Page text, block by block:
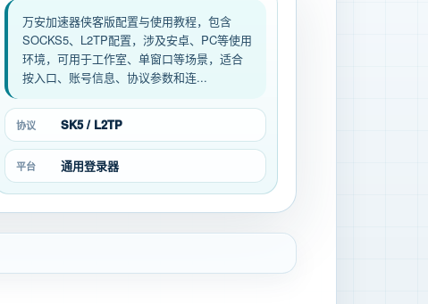
万安加速器侠客版配置与使用教程，包含
SOCKS5、L2TP配置，涉及安卓、PC等使用
环境，可用于工作室、单窗口等场景，适合
按入口、账号信息、协议参数和连...
协议 SK5 / L2TP
平台 通用登录器